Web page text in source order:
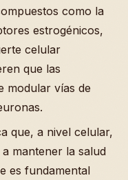
como la
estrogénicos,
celular
que las
modular vías de
que, a nivel celular,
mantener la salud
es fundamental